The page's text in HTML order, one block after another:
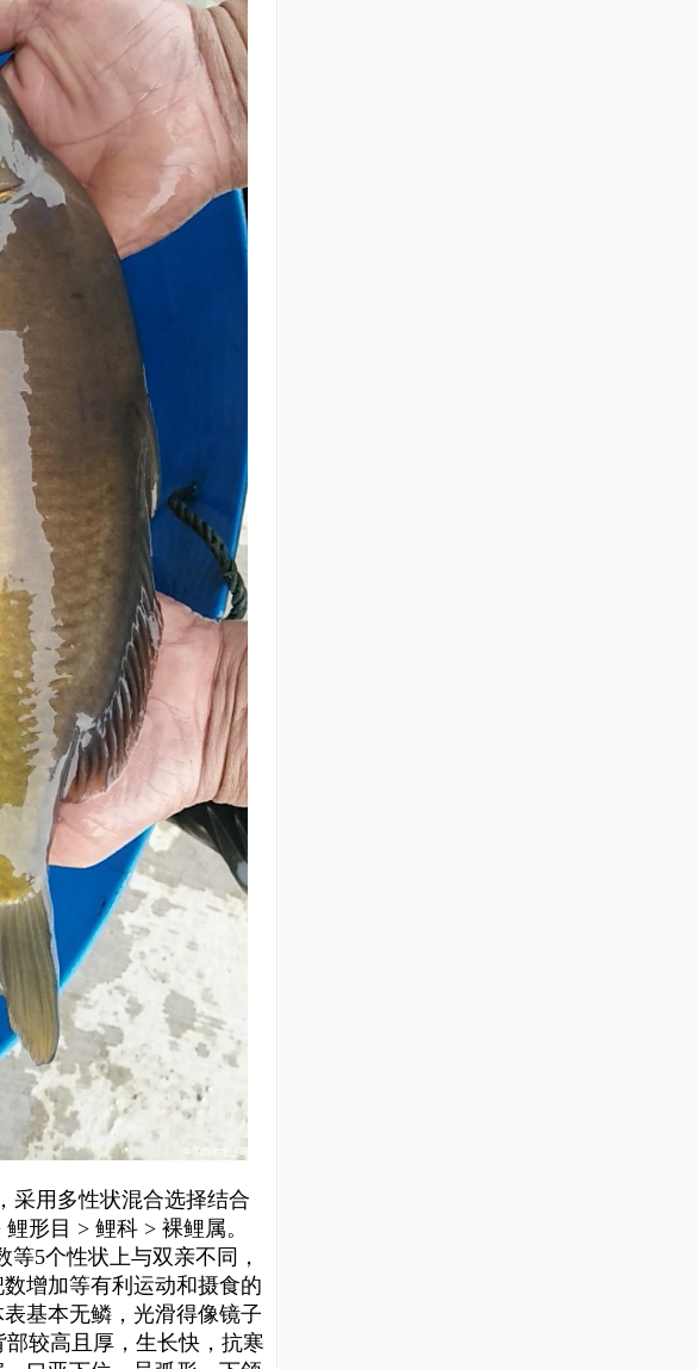
采用多性状混合选择结合
形目 > 鲤科 > 裸鲤属。
5个性状上与双亲不同，
增加等有利运动和摄食的
基本无鳞，光滑得像镜子
较高且厚，生长快，抗寒